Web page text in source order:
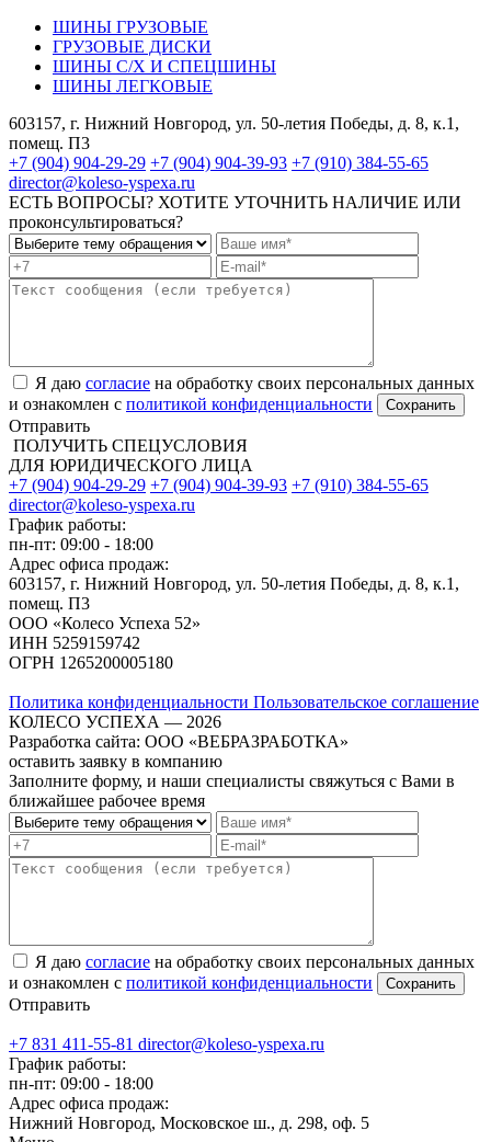
ШИНЫ ГРУЗОВЫЕ
ГРУЗОВЫЕ ДИСКИ
ШИНЫ С/Х И СПЕЦШИНЫ
ШИНЫ ЛЕГКОВЫЕ
603157, г. Нижний Новгород, ул. 50-летия Победы, д. 8, к.1,
помещ. П3
+7 (904) 904-29-29 +7 (904) 904-39-93 +7 (910) 384-55-65
director@koleso-yspexa.ru
ЕСТЬ ВОПРОСЫ? ХОТИТЕ УТОЧНИТЬ НАЛИЧИЕ ИЛИ
проконсультироваться?
Я даю согласие на обработку своих персональных данных
и ознакомлен с политикой конфиденциальности
Отправить
ПОЛУЧИТЬ СПЕЦУСЛОВИЯ
ДЛЯ ЮРИДИЧЕСКОГО ЛИЦА
+7 (904) 904-29-29 +7 (904) 904-39-93 +7 (910) 384-55-65
director@koleso-yspexa.ru
График работы:
пн-пт: 09:00 - 18:00
Адрес офиса продаж:
603157, г. Нижний Новгород, ул. 50-летия Победы, д. 8, к.1,
помещ. П3
ООО «Колесо Успеха 52»
ИНН 5259159742
ОГРН 1265200005180
Политика конфиденциальности Пользовательское соглашение
КОЛЕСО УСПЕХА ― 2026
Разработка сайта: ООО «ВЕБРАЗРАБОТКА»
оставить заявку в компанию
Заполните форму, и наши специалисты свяжуться с Вами в
ближайшее рабочее время
Я даю согласие на обработку своих персональных данных
и ознакомлен с политикой конфиденциальности
Отправить
+7 831 411-55-81 director@koleso-yspexa.ru
График работы:
пн-пт: 09:00 - 18:00
Адрес офиса продаж:
Нижний Новгород, Московское ш., д. 298, оф. 5